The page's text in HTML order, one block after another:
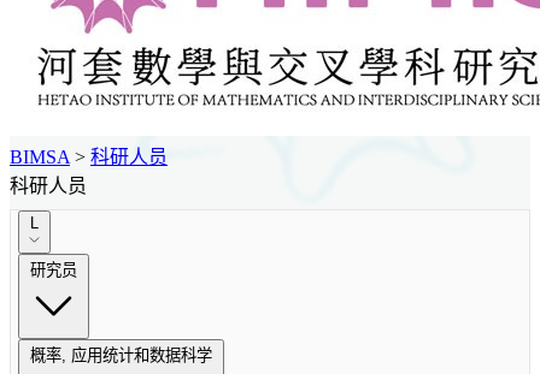
BIMSA > 科研人员
科研人员
L
研究员
概率, 应用统计和数据科学